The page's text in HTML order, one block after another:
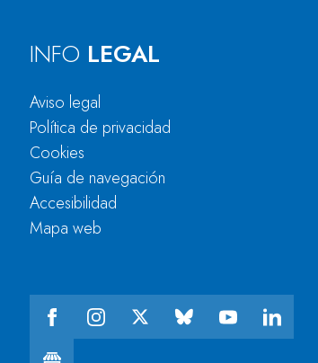
INFO LEGAL
Aviso legal
Política de privacidad
Cookies
Guía de navegación
Accesibilidad
Mapa web